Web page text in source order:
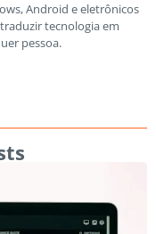
Android e eletrônicos
tecnologia em
pessoa.